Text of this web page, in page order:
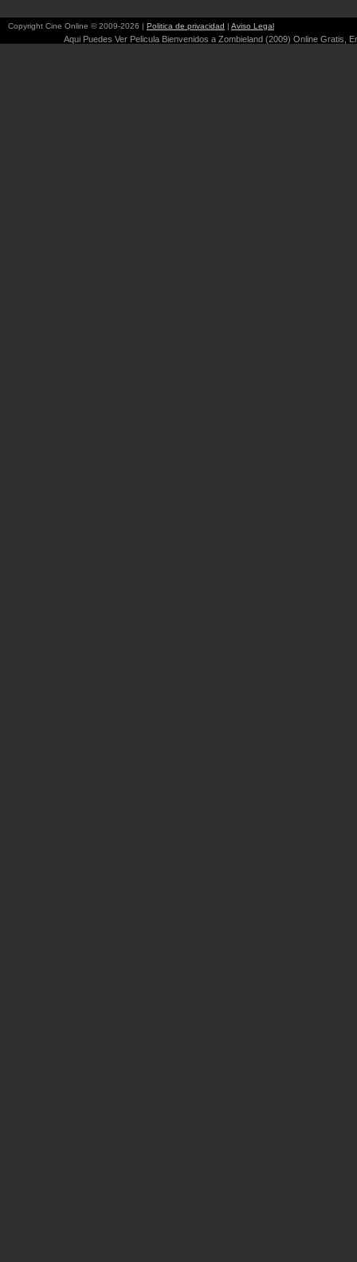
Copyright Cine Online © 2009-2026 | Politica de privacidad | Aviso Legal
Aqui Puedes Ver Pelicula Bienvenidos a Zombieland (2009) Online Gratis,